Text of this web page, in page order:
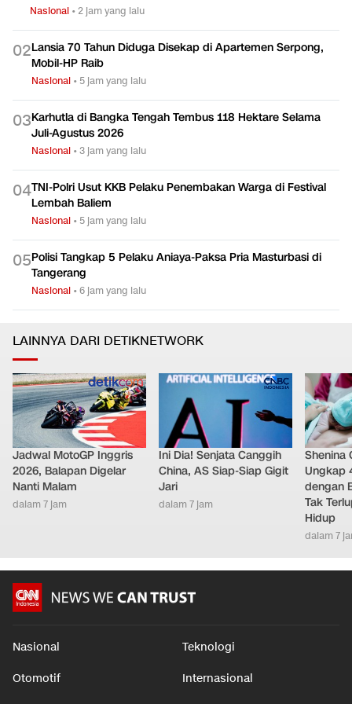
Nasional •2 jam yang lalu
02Lansia 70 Tahun Diduga Disekap di Apartemen Serpong,
Mobil-HP Raib
Nasional • 5 jam yang lalu
03Karhutla di Bangka Tengah Tembus 118 Hektare Selama
Juli-Agustus 2026
Nasional •3 jam yang lalu
04TNI-Polri Usut KKB Pelaku Penembakan Warga di Festival
Lembah Baliem
Nasional • 5 jam yang lalu
05Polisi Tangkap 5 Pelaku Aniaya-Paksa Pria Masturbasi di
Tangerang
Nasional •6 jam yang lalu
LAINNYA DARI DETIKNETWORK
Jadwal MotoGP Inggris
2026, Balapan Digelar
Nanti Malam
dalam 7 jam
Ini Dia! Senjata Canggih
China, AS Siap-Siap Gigit
Jari
dalam 7 jam
Shenina
Ungkap
dengan
Tak
Hidup
dalam 7
Nasional Teknologi
Otomotif Internasional